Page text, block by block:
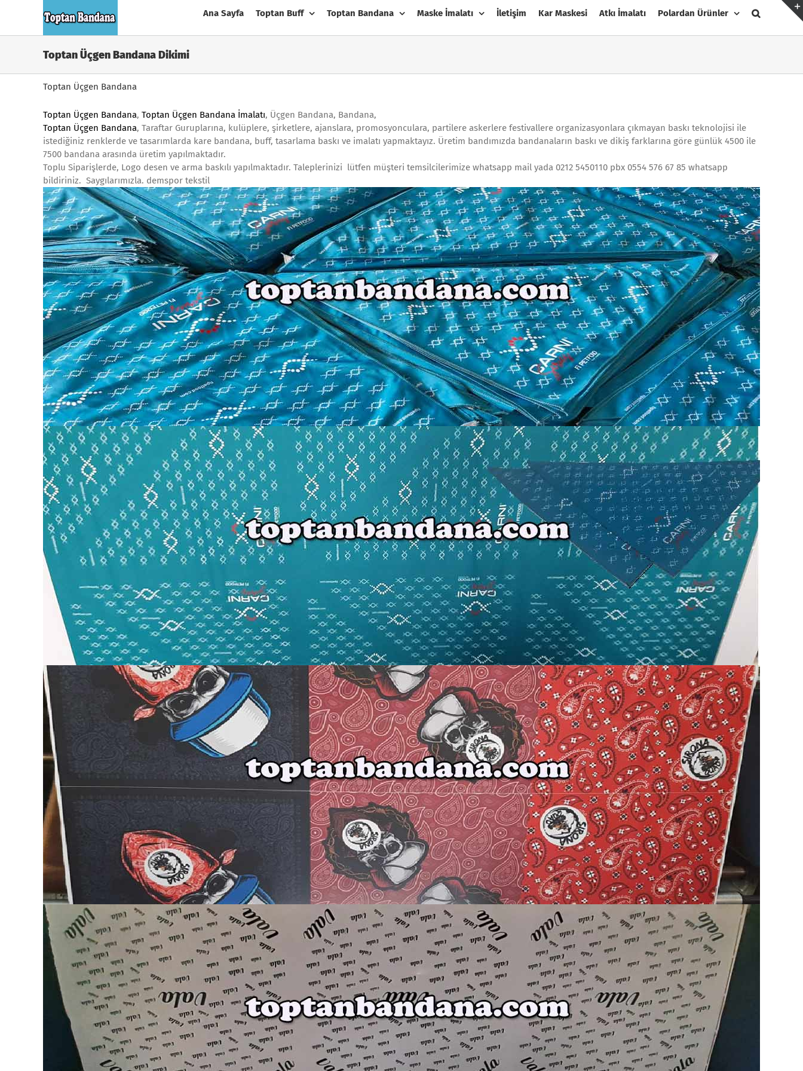
Ana Sayfa Toptan Buff Toptan Bandana Maske İmalatı İletişim Kar Maskesi Atkı İmalatı Polardan Ürünler
Toptan Üçgen Bandana Dikimi
Toptan Üçgen Bandana
Toptan Üçgen Bandana, Toptan Üçgen Bandana İmalatı, Üçgen Bandana, Bandana,
Toptan Üçgen Bandana, Taraftar Guruplarına, kulüplere, şirketlere, ajanslara, promosyonculara, partilere askerlere festivallere organizasyonlara çıkmayan baskı teknolojisi ile
istediğiniz renklerde ve tasarımlarda kare bandana, buff, tasarlama baskı ve imalatı yapmaktayız. Üretim bandımızda bandanaların baskı ve dikiş farklarına göre günlük 4500 ile
7500 bandana arasında üretim yapılmaktadır.
Toplu Siparişlerde, Logo desen ve arma baskılı yapılmaktadır. Taleplerinizi lütfen müşteri temsilcilerimize whatsapp mail yada 0212 5450110 pbx 0554 576 67 85 whatsapp
bildiriniz. Saygılarımızla. demspor tekstil